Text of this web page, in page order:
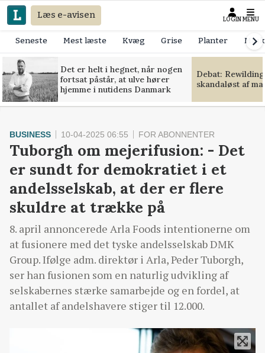
Læs e-avisen LOGIN MENU
Seneste Mest læste Kvæg Grise Planter
Det er helt i hegnet, når nogen
fortsat påstår, at ulve hører
hjemme i nutidens Danmark
Debat:
skandaløst af
BUSINESS 10-04-2025 06:55 FOR ABONNENTER
Tuborgh om mejerifusion: - Det
er sundt for demokratiet i et
andelsselskab, at der er flere
skuldre at trække på
8. april annoncerede Arla Foods intentionerne om
at fusionere med det tyske andelsselskab DMK
Group. Ifølge adm. direktør i Arla, Peder Tuborgh,
ser han fusionen som en naturlig udvikling af
selskabernes stærke samarbejde og en fordel, at
antallet af andelshavere stiger til 12.000.